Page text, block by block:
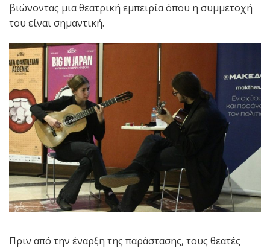
βιώνοντας μια θεατρική εμπειρία όπου η συμμετοχή
του είναι σημαντική.
Πριν από την έναρξη της παράστασης, τους θεατές